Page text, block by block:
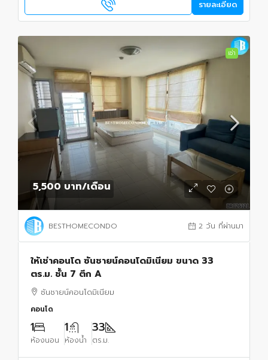
รายละเอียด
เช่า
5,500 บาท/เดือน
BESTHOMECONDO 2 วัน ที่ผ่านมา
ให้เช่าคอนโด ซันชายน์คอนโดมิเนียม ขนาด 33
ตร.ม. ชั้น 7 ตึก A
ซันชายน์คอนโดมิเนียม
คอนโด
1
ห้องนอน
1
ห้องน้ำ
33
ตร.ม.